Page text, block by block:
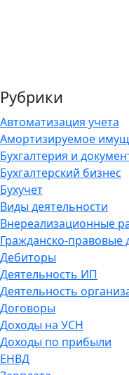
Рубрики
Автоматизация учета
Амортизируемое
Бухгалтерия и
Бухгалтерский бизнес
Бухучет
Виды деятельности
Внереализационные
Гражданско-правовые
Дебиторы
Деятельность ИП
Деятельность
Договоры
Доходы на УСН
Доходы по прибыли
ЕНВД